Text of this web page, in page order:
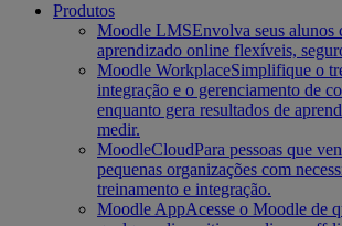
Produtos
Moodle LMSEnvolva seus alunos
aprendizado online flexíveis,
Moodle WorkplaceSimplifique o
integração e o gerenciamento de
enquanto gera resultados de
medir.
MoodleCloudPara pessoas que
pequenas organizações com
treinamento e integração.
Moodle AppAcesse o Moodle de